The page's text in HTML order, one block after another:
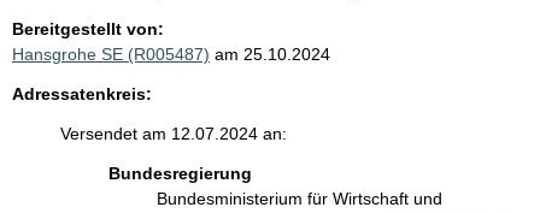
Bereitgestellt von:
Hansgrohe SE (R005487) am 25.10.2024
Adressatenkreis:
Versendet am 12.07.2024 an:
Bundesregierung
Bundesministerium für Wirtschaft und